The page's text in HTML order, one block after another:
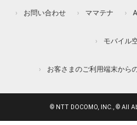
お問い合わせ ママテナ
モバイル
お客さまのご利用端末から
© NTT DOCOMO, INC., © All